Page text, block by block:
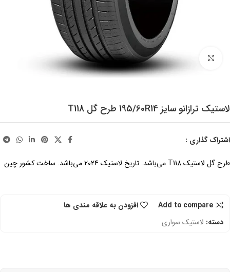
برای بزرگنمایی کلیک کنید
لاستیک ترازانو سایز 195/60R14 طرح گل T118
اشتراک گذاری :
طرح گل لاستیک T118 می‌باشد. تاریخ لاستیک 2024 می‌باشد. ساخت کشور چین
Add to compare
افزودن به علاقه مندی ها
دسته: لاستیک سواری